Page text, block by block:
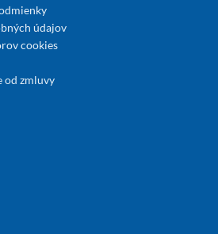
údajov
cookies
od zmluvy